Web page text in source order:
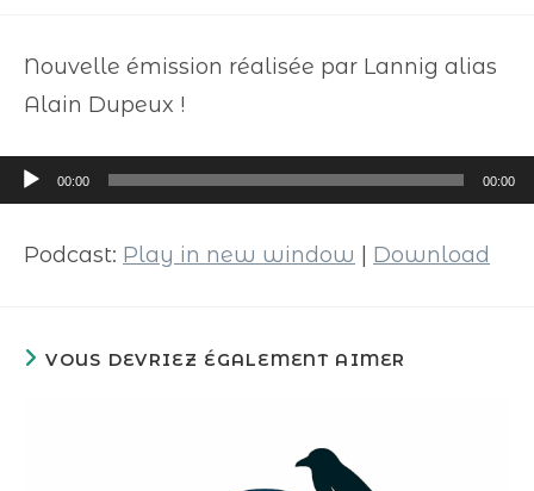
Nouvelle émission réalisée par Lannig alias
Alain Dupeux !
Lecteur
audio
00:00 00:00
Podcast: Play in new window Download
VOUS DEVRIEZ ÉGALEMENT AIMER